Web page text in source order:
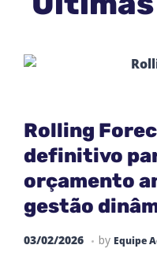
Rolling
definitivo
orçamento
gestão
03/02/2026 by Equipe